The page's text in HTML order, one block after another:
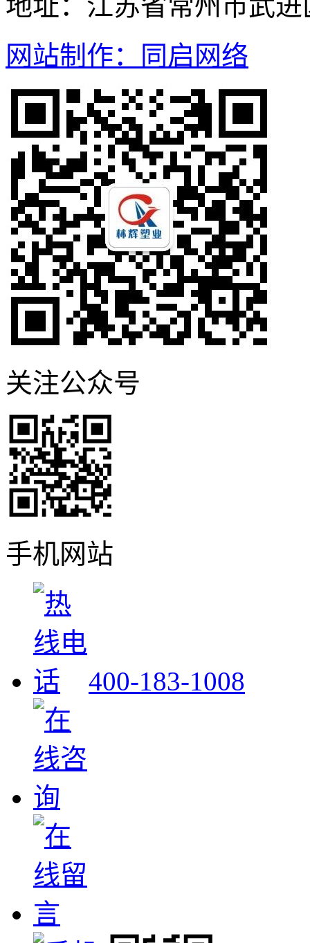
网站制作：同启网络
关注公众号
手机网站
400-183-1008